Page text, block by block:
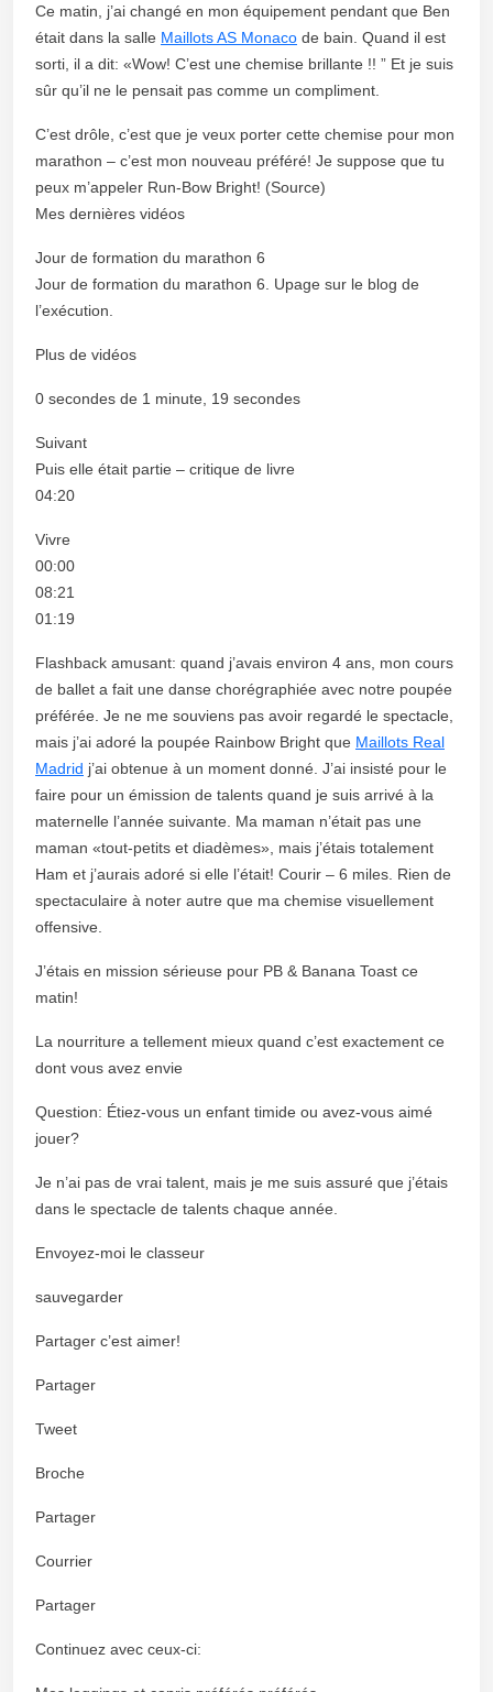
Ce matin, j’ai changé en mon équipement pendant que Ben
était dans la salle Maillots AS Monaco de bain. Quand il est
sorti, il a dit: «Wow! C’est une chemise brillante !! ” Et je suis
sûr qu’il ne le pensait pas comme un compliment.
C’est drôle, c’est que je veux porter cette chemise pour mon
marathon – c’est mon nouveau préféré! Je suppose que tu
peux m’appeler Run-Bow Bright! (Source)
Mes dernières vidéos
Jour de formation du marathon 6
Jour de formation du marathon 6. Upage sur le blog de
l’exécution.
Plus de vidéos
0 secondes de 1 minute, 19 secondes
Suivant
Puis elle était partie – critique de livre
04:20
Vivre
00:00
08:21
01:19
Flashback amusant: quand j’avais environ 4 ans, mon cours
de ballet a fait une danse chorégraphiée avec notre poupée
préférée. Je ne me souviens pas avoir regardé le spectacle,
mais j’ai adoré la poupée Rainbow Bright que Maillots Real
Madrid j’ai obtenue à un moment donné. J’ai insisté pour le
faire pour un émission de talents quand je suis arrivé à la
maternelle l’année suivante. Ma maman n’était pas une
maman «tout-petits et diadèmes», mais j’étais totalement
Ham et j’aurais adoré si elle l’était! Courir – 6 miles. Rien de
spectaculaire à noter autre que ma chemise visuellement
offensive.
J’étais en mission sérieuse pour PB & Banana Toast ce
matin!
La nourriture a tellement mieux quand c’est exactement ce
dont vous avez envie
Question: Étiez-vous un enfant timide ou avez-vous aimé
jouer?
Je n’ai pas de vrai talent, mais je me suis assuré que j’étais
dans le spectacle de talents chaque année.
Envoyez-moi le classeur
sauvegarder
Partager c’est aimer!
Partager
Tweet
Broche
Partager
Courrier
Partager
Continuez avec ceux-ci: